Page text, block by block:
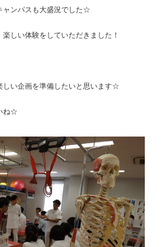
ャンパスも大盛況でした☆
しい体験をしていただきました！
しい企画を準備したいと思います☆
ね☆